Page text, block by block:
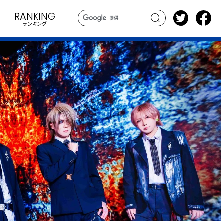
search
RANKING
ランキング